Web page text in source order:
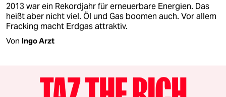
2013 war ein Rekordjahr für erneuerbare Energien. Das
heißt aber nicht viel. Öl und Gas boomen auch. Vor allem
Fracking macht Erdgas attraktiv.
Von Ingo Arzt